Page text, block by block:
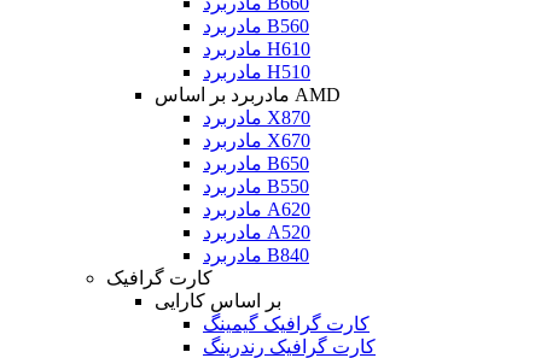
مادربرد B560
مادربرد H610
مادربرد H510
مادربرد بر اساس AMD
مادربرد X870
مادربرد X670
مادربرد B650
مادربرد B550
مادربرد A620
مادربرد A520
مادربرد B840
کارت گرافیک
بر اساس کارایی
کارت گرافیک گیمینگ
کارت گرافیک رندرینگ